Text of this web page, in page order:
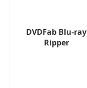
DVDFab Blu-ray
Ripper